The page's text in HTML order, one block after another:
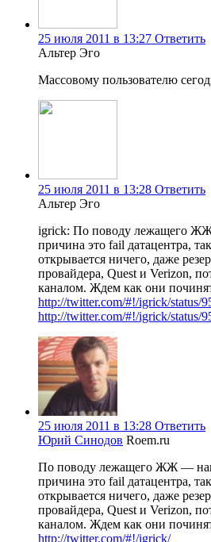
25 июля 2011 в 13:27 Ответить
Альтер Эго
Массовому пользователю
25 июля 2011 в 13:28 Ответить
Альтер Эго
igrick: По поводу лежащего
причина это fail датацентра,
открывается ничего, даже
провайдера, Quest и Verizon,
каналом. Ждем как они
http://twitter.com/#!/igrick/status/
http://twitter.com/#!/igrick/status/
25 июля 2011 в 13:28 Ответить
Юрий Синодов Roem.ru
По поводу лежащего ЖЖ —
причина это fail датацентра,
открывается ничего, даже
провайдера, Quest и Verizon,
каналом. Ждем как они
http://twitter.com/#!/igrick/